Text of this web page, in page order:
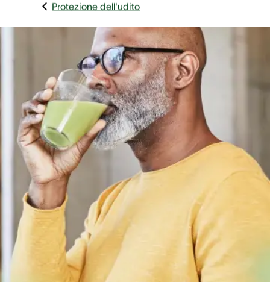
Protezione dell'udito
Desideri iniziare bene il nuovo anno con più attenzione
tua salute? Ti proponiamo 3 ricette che fanno bene alla tua
salute e contengono sostanze nutritive particolarmente
per il tuo udito.
Panoramica
Le sostanze nutritive giuste per l’udito
Muffin alla banana con noci
Penne integrali con salmone e spinaci
Colazione invernale: granola fatta in casa con
arance e cioccolato